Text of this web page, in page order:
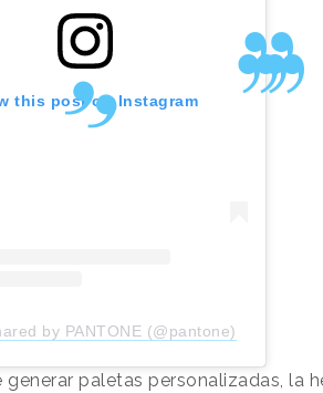
this post on Instagram
by PANTONE (@pantone)
generar paletas personalizadas, la